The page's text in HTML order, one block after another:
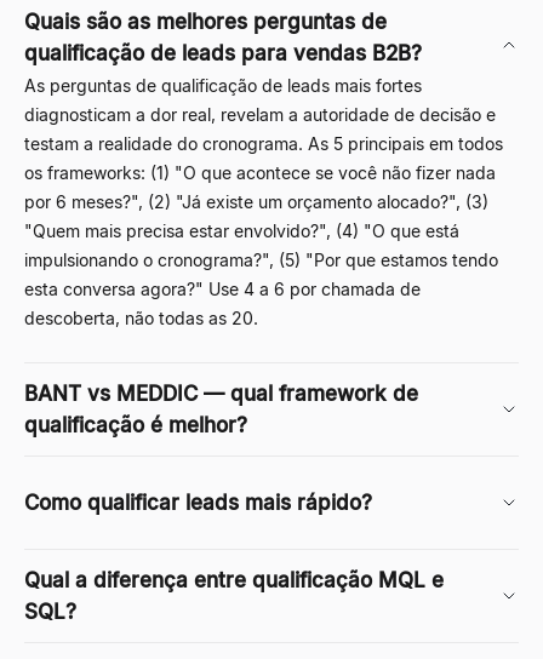
Quais são as melhores perguntas de
qualificação de leads para vendas B2B?
As perguntas de qualificação de leads mais fortes
diagnosticam a dor real, revelam a autoridade de decisão e
testam a realidade do cronograma. As 5 principais em todos
os frameworks: (1) "O que acontece se você não fizer nada
por 6 meses?", (2) "Já existe um orçamento alocado?", (3)
"Quem mais precisa estar envolvido?", (4) "O que está
impulsionando o cronograma?", (5) "Por que estamos tendo
esta conversa agora?" Use 4 a 6 por chamada de
descoberta, não todas as 20.
BANT vs MEDDIC — qual framework de
qualificação é melhor?
Como qualificar leads mais rápido?
Qual a diferença entre qualificação MQL e
SQL?